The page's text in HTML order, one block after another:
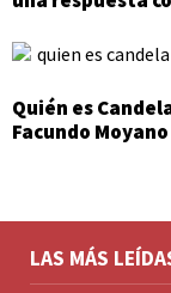
Quién es
Facundo Moyano
LAS MÁS